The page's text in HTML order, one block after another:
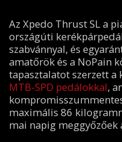
Az Xpedo Thrust SL a
országúti
szabvánnyal, és
amatőrök és a NoPain
tapasztalatot szerzett a
MTB-SPD pedálokkal,
maximális 86
mai napig meggyőzőek